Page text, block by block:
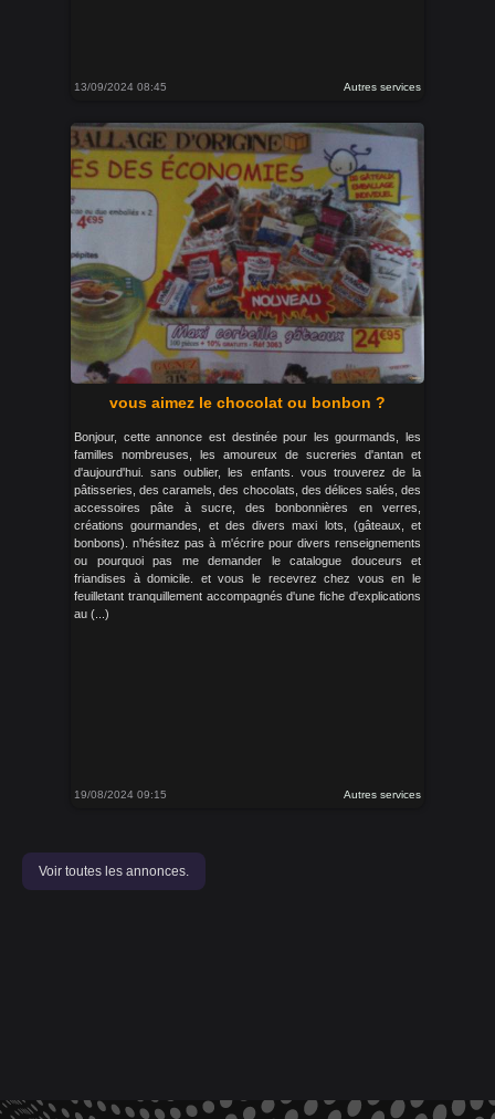
13/09/2024 08:45 Autres services
vous aimez le chocolat ou bonbon ?
Bonjour, cette annonce est destinée pour les gourmands, les
familles nombreuses, les amoureux de sucreries d'antan et
d'aujourd'hui. sans oublier, les enfants. vous trouverez de la
pâtisseries, des caramels, des chocolats, des délices salés, des
accessoires pâte à sucre, des bonbonnières en verres,
créations gourmandes, et des divers maxi lots, (gâteaux, et
bonbons). n'hésitez pas à m'écrire pour divers renseignements
ou pourquoi pas me demander le catalogue douceurs et
friandises à domicile. et vous le recevrez chez vous en le
feuilletant tranquillement accompagnés d'une fiche d'explications
au (...)
19/08/2024 09:15 Autres services
Voir toutes les annonces.